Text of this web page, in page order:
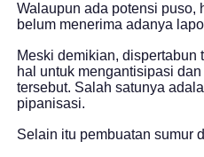
Walaupun ada potensi puso,
belum menerima adanya
Meski demikian, dispertabun
hal untuk mengantisipasi
tersebut. Salah satunya
pipanisasi.
Selain itu pembuatan sumur